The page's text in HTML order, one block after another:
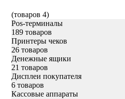
(товаров 4)
Pos-терминалы
189 товаров
Принтеры чеков
26 товаров
Денежные ящики
21 товаров
Дисплеи покупателя
6 товаров
Кассовые аппараты